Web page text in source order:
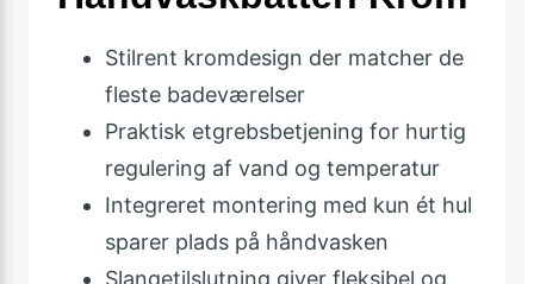
Stilrent kromdesign der matcher de
fleste badeværelser
Praktisk etgrebsbetjening for hurtig
regulering af vand og temperatur
Integreret montering med kun ét hul
sparer plads på håndvasken
Slangetilslutning giver fleksibel og